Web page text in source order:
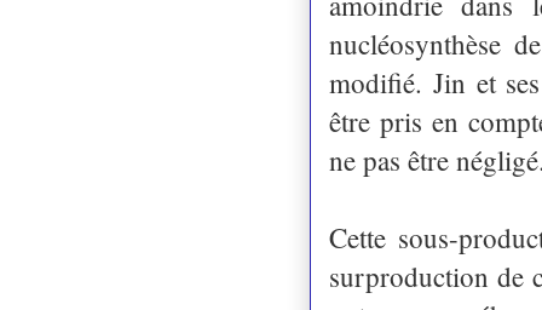
nucléosynthèse
modifié. Jin et
être pris en
ne pas être
Cette sous-
surproduction de